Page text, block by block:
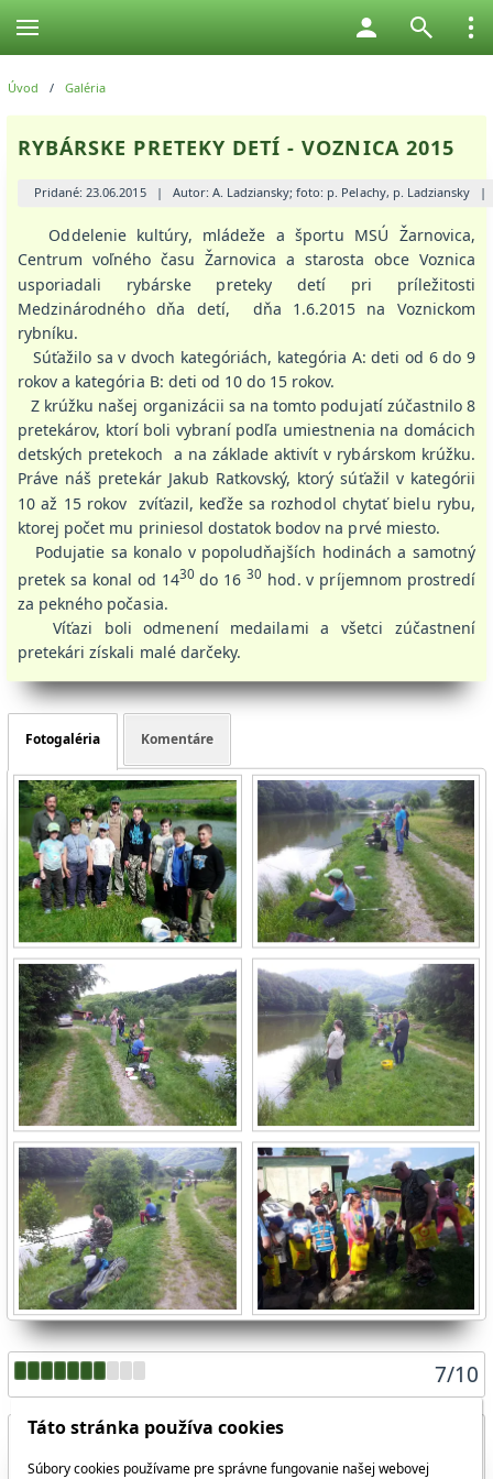
7/10
Zdieľať aktuálnu stránku
Úvod / Galéria
RYBÁRSKE PRETEKY DETÍ - VOZNICA 2015
Pridané: 23.06.2015| Autor: A. Ladziansky; foto: p. Pelachy, p. Ladziansky
Oddelenie kultúry, mládeže a športu MSÚ Žarnovica,
Centrum voľného času Žarnovica a starosta obce Voznica
usporiadali rybárske preteky detí pri príležitosti
Medzinárodného dňa detí, dňa 1.6.2015 na Voznickom
rybníku.
Súťažilo sa v dvoch kategóriách, kategória A: deti od 6 do 9
rokov a kategória B: deti od 10 do 15 rokov.
Z krúžku našej organizácii sa na tomto podujatí zúčastnilo 8
pretekárov, ktorí boli vybraní podľa umiestnenia na domácich
detských pretekoch a na základe aktivít v rybárskom krúžku.
Práve náš pretekár Jakub Ratkovský, ktorý súťažil v kategórii
10 až 15 rokov zvíťazil, keďže sa rozhodol chytať bielu rybu,
ktorej počet mu priniesol dostatok bodov na prvé miesto.
Podujatie sa konalo v popoludňajších hodinách a samotný
pretek sa konal od 1430 do 1630 hod. v príjemnom prostredí
za pekného počasia.
Víťazi boli odmenení medailami a všetci zúčastnení
pretekári získali malé darčeky.
Fotogaléria Komentáre
Táto stránka používa cookies
Súbory cookies používame pre správne fungovanie našej webovej